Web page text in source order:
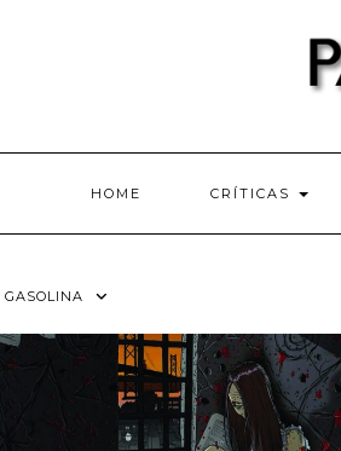
HOME CRÍTICAS
GASOLINA